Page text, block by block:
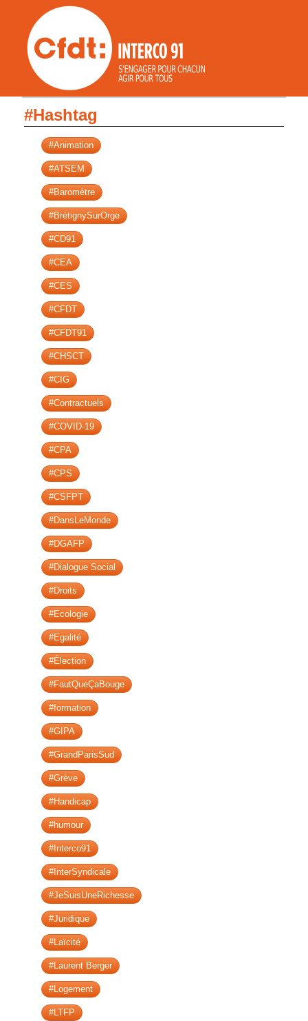
#Hashtag
#Animation
#ATSEM
#Baromètre
#BrétignySurOrge
#CD91
#CEA
#CES
#CFDT
#CFDT91
#CHSCT
#CIG
#Contractuels
#COVID-19
#CPA
#CPS
#CSFPT
#DansLeMonde
#DGAFP
#Dialogue Social
#Droits
#Ecologie
#Egalité
#Élection
#FautQueÇaBouge
#formation
#GIPA
#GrandParisSud
#Grève
#Handicap
#humour
#Interco91
#InterSyndicale
#JeSuisUneRichesse
#Juridique
#Laïcité
#Laurent Berger
#Logement
#LTFP